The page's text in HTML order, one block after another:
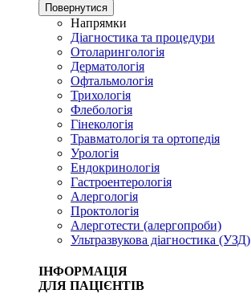
Повернутися
Напрямки
Діагностика та процедури
Отоларингологія
Дерматологія
Офтальмологія
Трихологія
Флебологія
Гінекологія
Травматологія та ортопедія
Урологія
Ендокринологія
Гастроентерологія
Алергологія
Проктологія
Алерготести (алергопроби)
Ультразвукова діагностика (УЗД)
ІНФОРМАЦІЯ
ДЛЯ ПАЦІЄНТІВ